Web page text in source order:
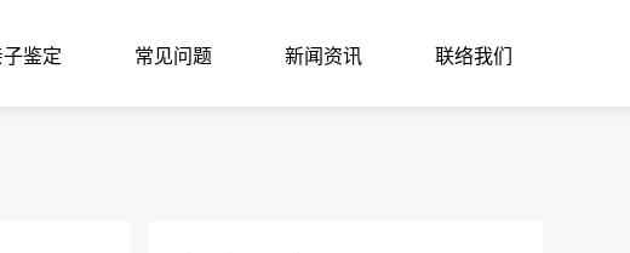
子鉴定 常见问题 新闻资讯 联络我们